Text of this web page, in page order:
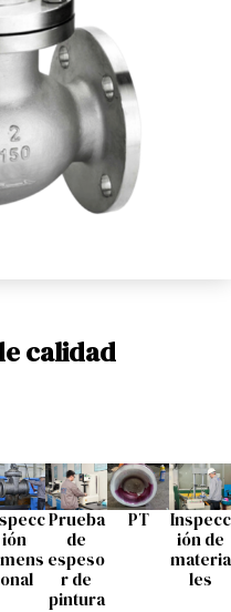
calidad
ión
Prueba
de
espeso
r de
pintura
PT
Inspecc
ión de
materia
les